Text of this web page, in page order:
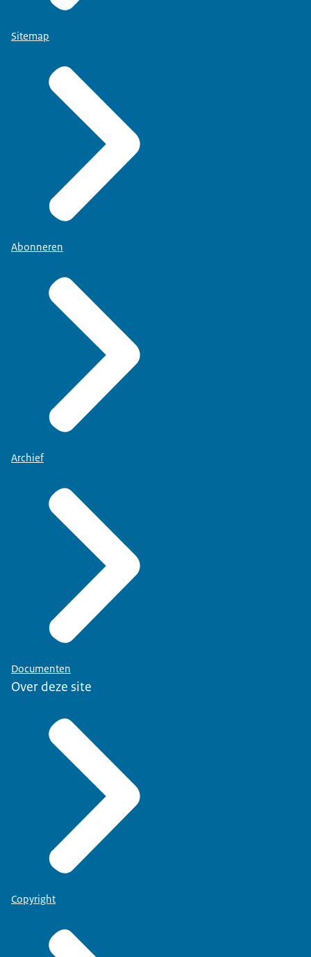
Sitemap
Abonneren
Archief
Documenten
Over deze site
Copyright